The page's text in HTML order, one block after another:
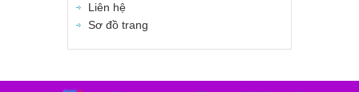
Liên hệ
Sơ đồ trang